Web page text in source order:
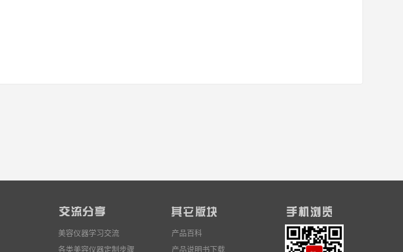
美容仪器学习交流
各类美容仪器定制步骤
产品百科
产品说明书下载